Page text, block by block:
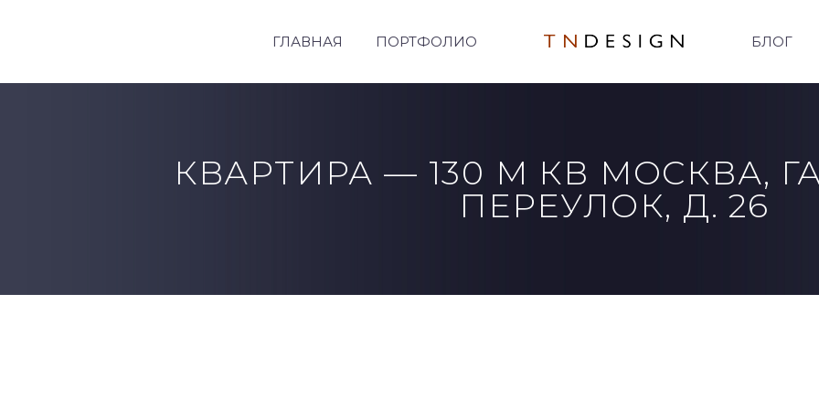
ГЛАВНАЯ ПОРТФОЛИО БЛОГ
КВАРТИРА — 130 М КВ МОСКВА,
ПЕРЕУЛОК, Д. 26